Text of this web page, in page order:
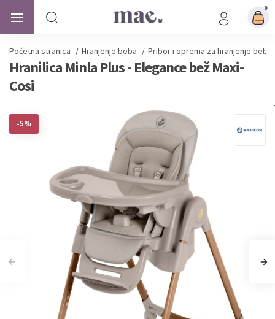
0
Početna stranica / Hranjenje beba / Pribor i oprema za hranjenje beba
Hranilica Minla Plus - Elegance bež Maxi-
Cosi
-5%